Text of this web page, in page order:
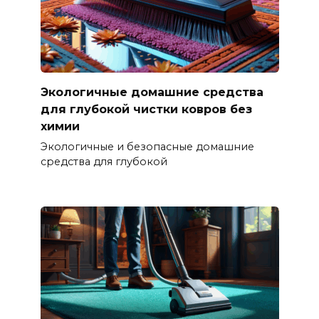
Экологичные домашние средства
для глубокой чистки ковров без
химии
Экологичные и безопасные домашние
средства для глубокой